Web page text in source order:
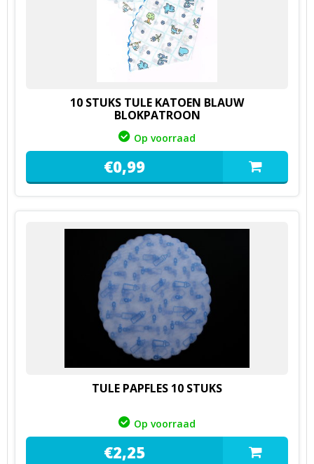
10 STUKS TULE KATOEN BLAUW
BLOKPATROON
Op voorraad
€0,99
TULE PAPFLES 10 STUKS
Op voorraad
€2,25